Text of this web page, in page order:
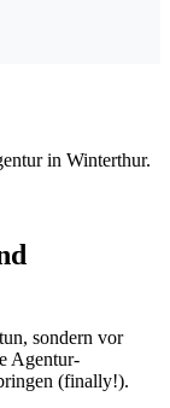
sondern vor
Agentur-
(finally!).